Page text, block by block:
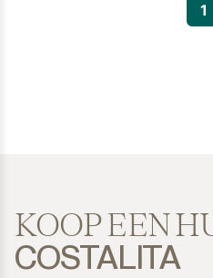
1
KOOP EEN
COSTALITA